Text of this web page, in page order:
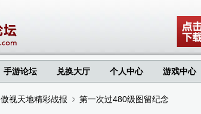
手游论坛 兑换大厅 个人中心 游戏中心
傲视天地精彩战报 第一次过480级图留纪念